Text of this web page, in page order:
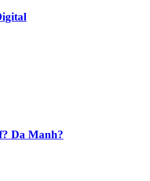
Da Manh?